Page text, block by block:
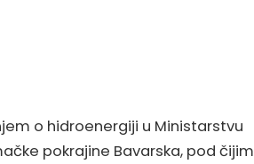
o hidroenergiji u Ministarstvu
pokrajine Bavarska, pod čijim